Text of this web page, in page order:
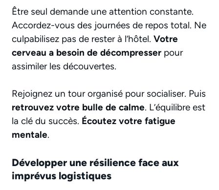
Être seul demande une attention constante.
Accordez-vous des journées de repos total. Ne
culpabilisez pas de rester à l’hôtel. Votre
cerveau a besoin de décompresser pour
assimiler les découvertes.
Rejoignez un tour organisé pour socialiser. Puis
retrouvez votre bulle de calme. L’équilibre est
la clé du succès. Écoutez votre fatigue
mentale.
Développer une résilience face aux
imprévus logistiques